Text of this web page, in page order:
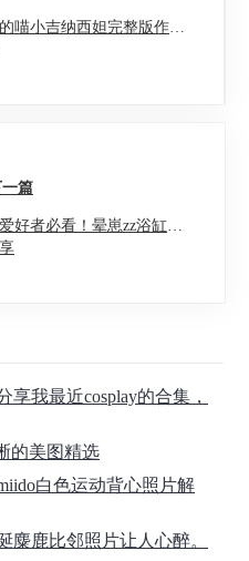
喵小吉纳西妲完整版作品
篇
好者必看！晕崽zz浴缸原
我最近cosplay的合集，
的美图精选
白色运动背心照片解
麋鹿比邻照片让人心醉。